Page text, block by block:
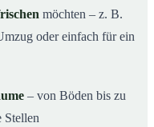
möchten – z. B.
oder einfach für ein
– von Böden bis zu
Stellen